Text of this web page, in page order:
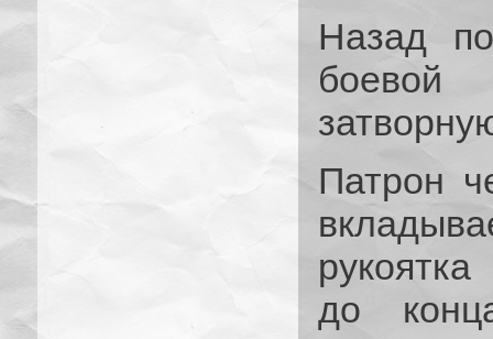
Назад
Патрон
до